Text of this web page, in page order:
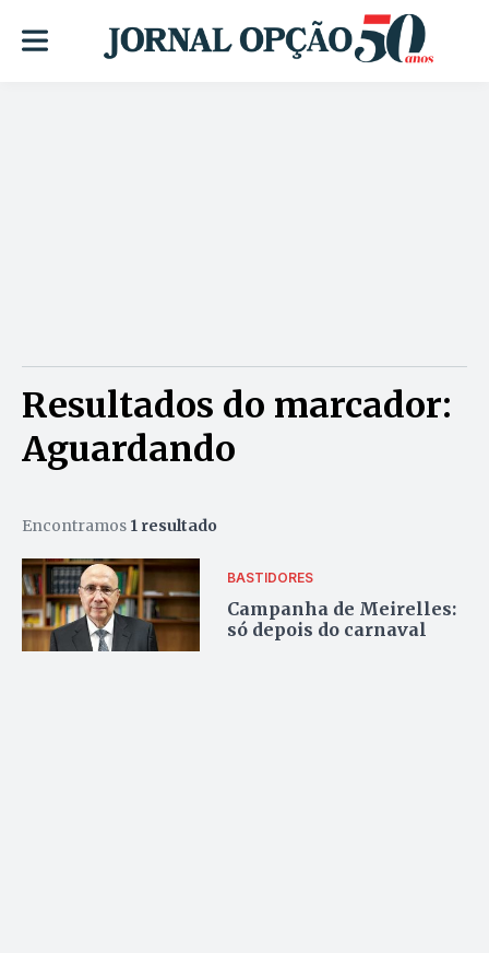
Resultados do marcador:
Aguardando
Encontramos 1 resultado
BASTIDORES
Campanha de Meirelles:
só depois do carnaval